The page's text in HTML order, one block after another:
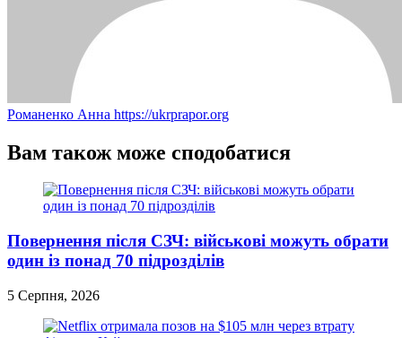
Романенко Анна https://ukrprapor.org
Вам також може сподобатися
Повернення після СЗЧ: військові можуть обрати
один із понад 70 підрозділів
5 Серпня, 2026